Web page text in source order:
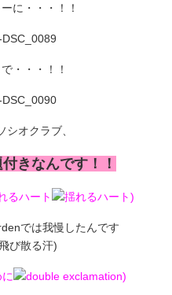
に・・・！！
・・・！！
シオクラブ、
きなんです！！
)
では我慢したんです
)